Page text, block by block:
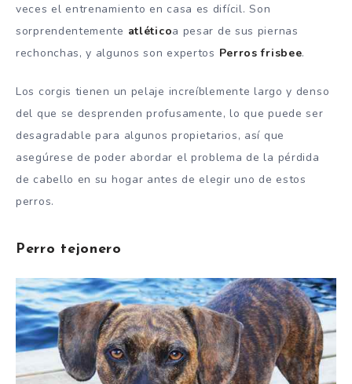
veces el entrenamiento en casa es difícil.Son
sorprendentemente atléticoa pesar de sus piernas
rechonchas, y algunos son expertos Perros frisbee.
Los corgis tienen un pelaje increíblemente largo y denso
del que se desprenden profusamente, lo que puede ser
desagradable para algunos propietarios, así que
asegúrese de poder abordar el problema de la pérdida
de cabello en su hogar antes de elegir uno de estos
perros.
Perro tejonero